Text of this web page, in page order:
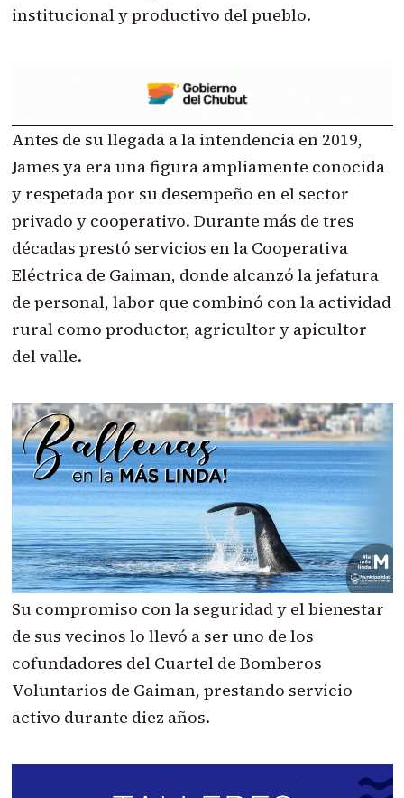
institucional y productivo del pueblo.
Antes de su llegada a la intendencia en 2019,
James ya era una figura ampliamente conocida
y respetada por su desempeño en el sector
privado y cooperativo. Durante más de tres
décadas prestó servicios en la Cooperativa
Eléctrica de Gaiman, donde alcanzó la jefatura
de personal, labor que combinó con la actividad
rural como productor, agricultor y apicultor
del valle.
Su compromiso con la seguridad y el bienestar
de sus vecinos lo llevó a ser uno de los
cofundadores del Cuartel de Bomberos
Voluntarios de Gaiman, prestando servicio
activo durante diez años.